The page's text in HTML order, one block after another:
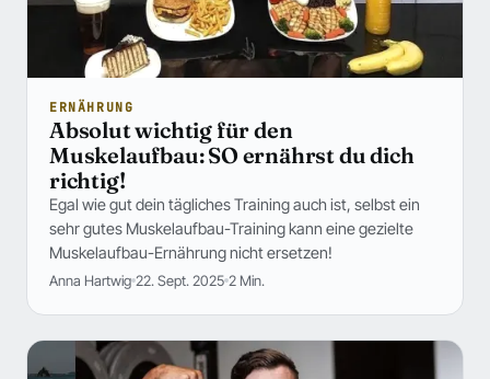
ERNÄHRUNG
Absolut wichtig für den
Muskelaufbau: SO ernährst du dich
richtig!
Egal wie gut dein tägliches Training auch ist, selbst ein
sehr gutes Muskelaufbau-Training kann eine gezielte
Muskelaufbau-Ernährung nicht ersetzen!
Anna Hartwig 22. Sept. 2025 2 Min.